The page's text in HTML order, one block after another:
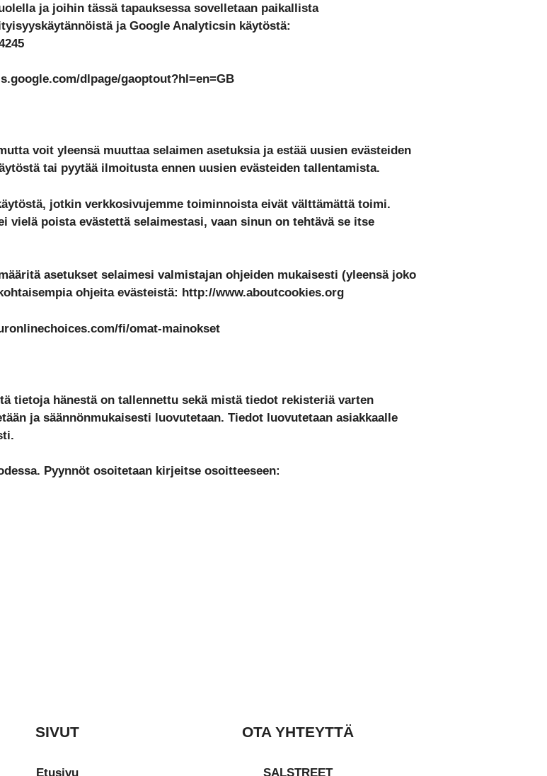
ja joihin tässä tapauksessa sovelletaan paikallista
ja Google Analyticsin käytöstä:
dlpage/gaoptout?hl=en=GB
voit yleensä muuttaa selaimen asetuksia ja estää uusien evästeiden
tai pyytää ilmoitusta ennen uusien evästeiden tallentamista.
jotkin verkkosivujemme toiminnoista eivät välttämättä toimi.
vielä poista evästettä selaimestasi, vaan sinun on tehtävä se itse
asetukset selaimesi valmistajan ohjeiden mukaisesti (yleensä joko
ohjeita evästeistä: http://www.aboutcookies.org
fi/omat-mainokset
tietoja hänestä on tallennettu sekä mistä tiedot rekisteriä varten
ja säännönmukaisesti luovutetaan. Tiedot luovutetaan asiakkaalle
Pyynnöt osoitetaan kirjeitse osoitteeseen:
SIVUT
Etusivu
OTA YHTEYTTÄ
SALSTREET